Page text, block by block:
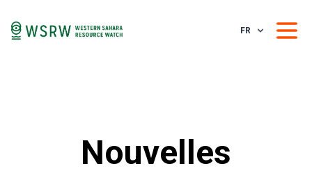
FR
Nouvelles